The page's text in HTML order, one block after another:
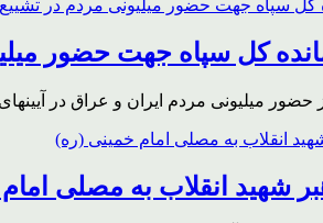
کل سپاه جهت حضور
حضور میلیونی مردم ایران و عراق در
شهید انقلاب به مصلی